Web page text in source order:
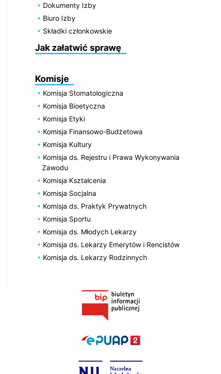
Dokumenty Izby
Biuro Izby
Składki członkowskie
Jak załatwić sprawę
Komisje
Komisja Stomatologiczna
Komisja Bioetyczna
Komisja Etyki
Komisja Finansowo-Budżetowa
Komisja Kultury
Komisja ds. Rejestru i Prawa Wykonywania
Zawodu
Komisja Kształcenia
Komisja Socjalna
Komisja ds. Praktyk Prywatnych
Komisja Sportu
Komisja ds. Młodych Lekarzy
Komisja ds. Lekarzy Emerytów i Rencistów
Komisja ds. Lekarzy Rodzinnych